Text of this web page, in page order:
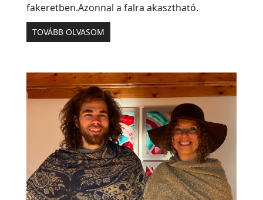
fakeretben.Azonnal a falra akasztható.
TOVÁBB OLVASOM